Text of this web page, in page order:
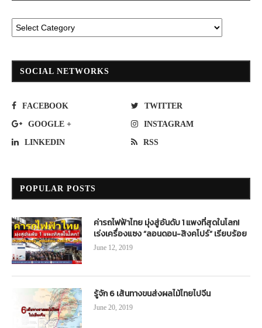
SOCIAL NETWORKS
FACEBOOK TWITTER
GOOGLE + INSTAGRAM
LINKEDIN RSS
POPULAR POSTS
ค่ารถไฟฟ้าไทย มุ่งสู่อันดับ 1 แพงที่สุดในโลก!
เร่งเครื่องแซง “ลอนดอน-สิงคโปร์” เรียบร้อย
June 12, 2019
รู้จัก 6 เส้นทางขนส่งผลไม้ไทยไปจีน
June 20, 2019